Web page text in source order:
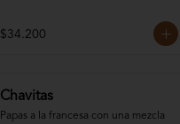
$34.200
Chavitas
Papas a la francesa con una mezcla